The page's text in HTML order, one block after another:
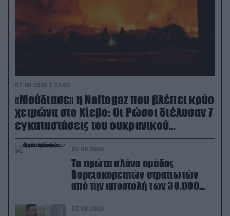
07.08.2026 | 23:02
«Μούδιασε» η Naftogaz που βλέπει κρύο
χειμώνα στο Κίεβο: Οι Ρώσοι διέλυσαν 7
εγκαταστάσεις του ουκρανικού
κολοσσού!
07.08.2026
Τα πρώτα πλάνα ομάδας
Βορειοκορεατών στρατιωτών
από την αποστολή των 30.000
που έφτασαν στη Ρωσία (βίντεο)
07.08.2026